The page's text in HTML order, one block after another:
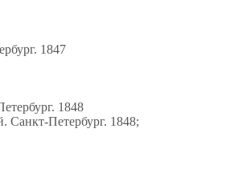
1847
1848
Санкт-Петербург. 1848;